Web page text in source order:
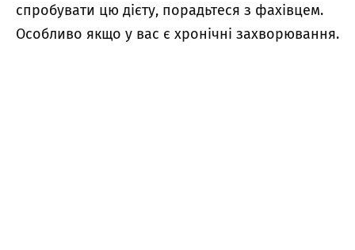
спробувати цю дієту, порадьтеся з фахівцем.
Особливо якщо у вас є хронічні захворювання.